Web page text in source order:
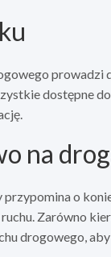
dostępne
na
o
Zarówno
drogowego,